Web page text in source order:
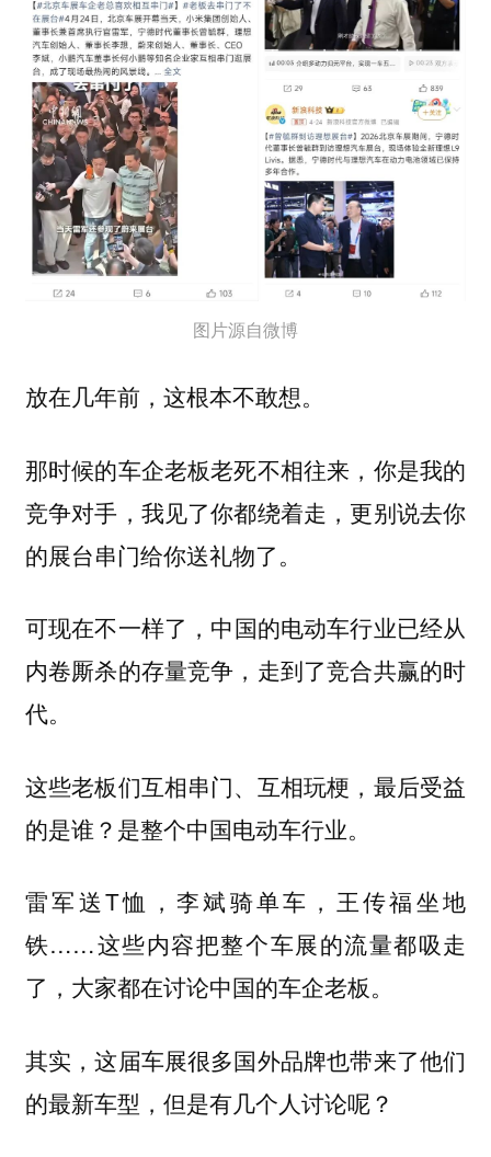
图片源自微博
放在几年前，这根本不敢想。
那时候的车企老板老死不相往来，你是我的
竞争对手，我见了你都绕着走，更别说去你
的展台串门给你送礼物了。
可现在不一样了， 中国的电动车行业已经从
内卷厮杀的存量竞争，走到了竞合共赢的时
代。
这些老板们互相串门、互相玩梗，最后受益
的是谁？是整个中国电动车行业。
雷军送T恤，李斌骑单车，王传福坐地
铁……这些内容把整个车展的流量都吸走
了，大家都在讨论中国的车企老板。
其实，这届车展很多国外品牌也带来了他们
的最新车型，但是有几个人讨论呢？